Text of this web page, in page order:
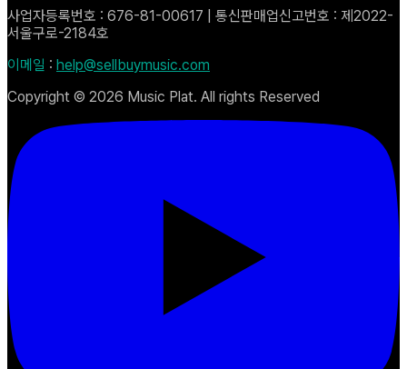
사업자등록번호 : 676-81-00617 | 통신판매업신고번호 : 제2022-
서울구로-2184호
이메일 : help@sellbuymusic.com
Copyright © 2026 Music Plat. All rights Reserved